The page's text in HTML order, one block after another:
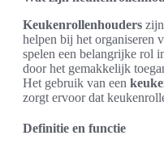
Keukenrollenhouders
helpen bij het organiseren
spelen een belangrijke rol
door het gemakkelijk
Het gebruik van een
zorgt ervoor dat
Definitie en functie